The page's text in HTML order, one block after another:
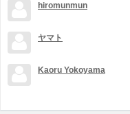
hiromunmun
ヤマト
Kaoru Yokoyama